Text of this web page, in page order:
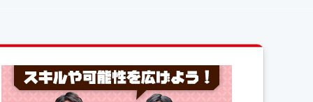
No. 7550 / 2025.06.13